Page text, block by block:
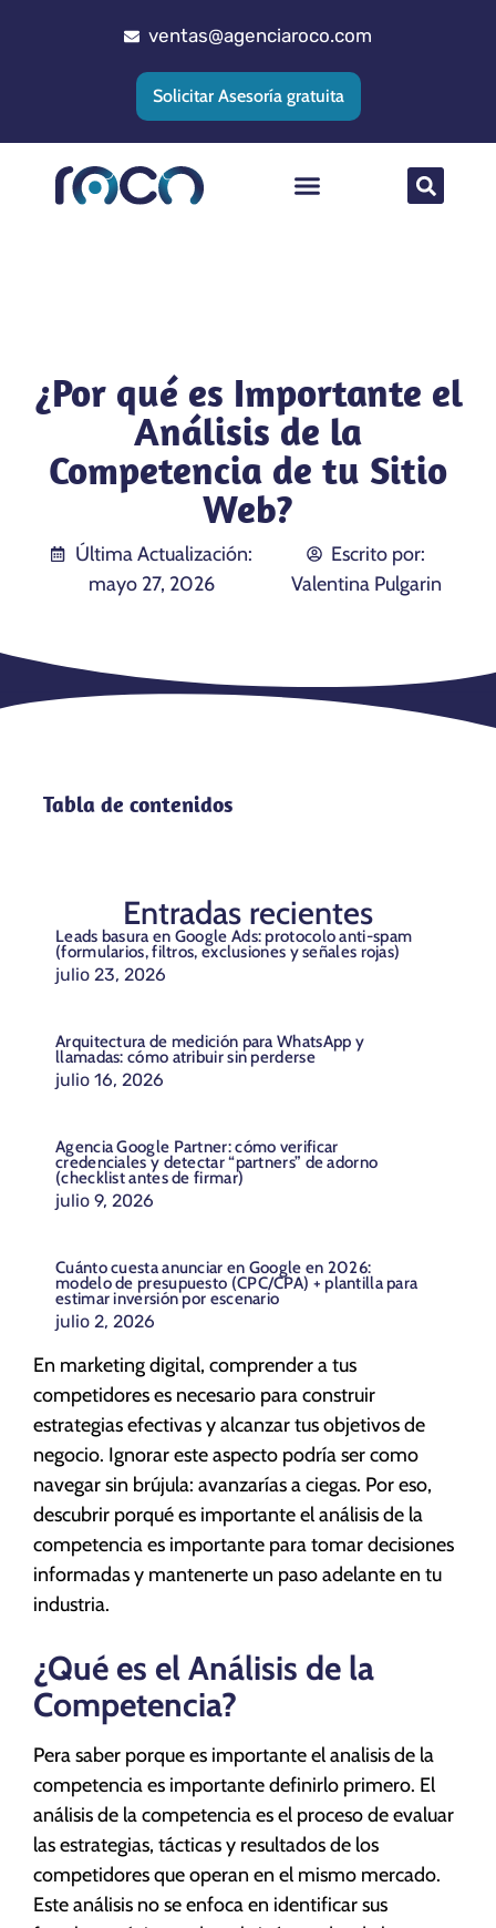
ventas@agenciaroco.com
Solicitar Asesoría gratuita
¿Por qué es Importante el
Análisis de la
Competencia de tu Sitio
Web?
Última Actualización:
mayo 27, 2026
Escrito por:
Valentina Pulgarin
En marketing digital, comprender a tus
competidores es necesario para construir
estrategias efectivas y alcanzar tus objetivos de
negocio. Ignorar este aspecto podría ser como
navegar sin brújula: avanzarías a ciegas. Por eso,
descubrir porqué es importante el análisis de la
competencia es importante para tomar decisiones
informadas y mantenerte un paso adelante en tu
industria.
¿Qué es el Análisis de la
Competencia?
Pera saber porque es importante el analisis de la
competencia es importante definirlo primero. El
análisis de la competencia es el proceso de evaluar
las estrategias, tácticas y resultados de los
competidores que operan en el mismo mercado.
Este análisis no se enfoca en identificar sus
Tabla de contenidos
Entradas recientes
Leads basura en Google Ads: protocolo anti-spam
(formularios, filtros, exclusiones y señales rojas)
julio 23, 2026
Arquitectura de medición para WhatsApp y
llamadas: cómo atribuir sin perderse
julio 16, 2026
Agencia Google Partner: cómo verificar
credenciales y detectar “partners” de adorno
(checklist antes de firmar)
julio 9, 2026
Cuánto cuesta anunciar en Google en 2026:
modelo de presupuesto (CPC/CPA) + plantilla para
estimar inversión por escenario
julio 2, 2026